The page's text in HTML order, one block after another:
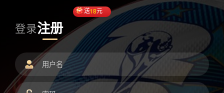
登录注册
送18元